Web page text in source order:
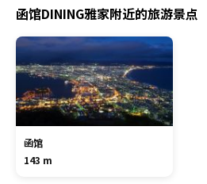
函馆DINING雅家附近的旅游景点
函馆
143 m